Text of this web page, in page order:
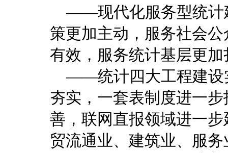
——现代化服务型统计
策更加主动，服务社会
有效，服务统计基层更加
——统计四大工程建设
夯实，一套表制度进一
善，联网直报领域进一
贸流通业、建筑业、服